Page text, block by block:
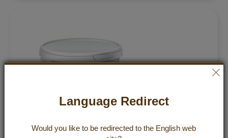
Language Redirect
Would you like to be redirected to the English web